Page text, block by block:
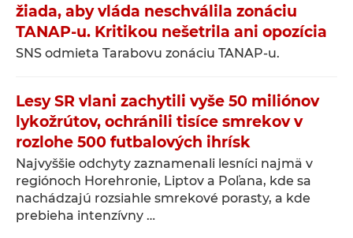
žiada, aby vláda neschválila zonáciu
TANAP-u. Kritikou nešetrila ani opozícia
SNS odmieta Tarabovu zonáciu TANAP-u.
Lesy SR vlani zachytili vyše 50 miliónov
lykožrútov, ochránili tisíce smrekov v
rozlohe 500 futbalových ihrísk
Najvyššie odchyty zaznamenali lesníci najmä v
regiónoch Horehronie, Liptov a Poľana, kde sa
nachádzajú rozsiahle smrekové porasty, a kde
prebieha intenzívny …